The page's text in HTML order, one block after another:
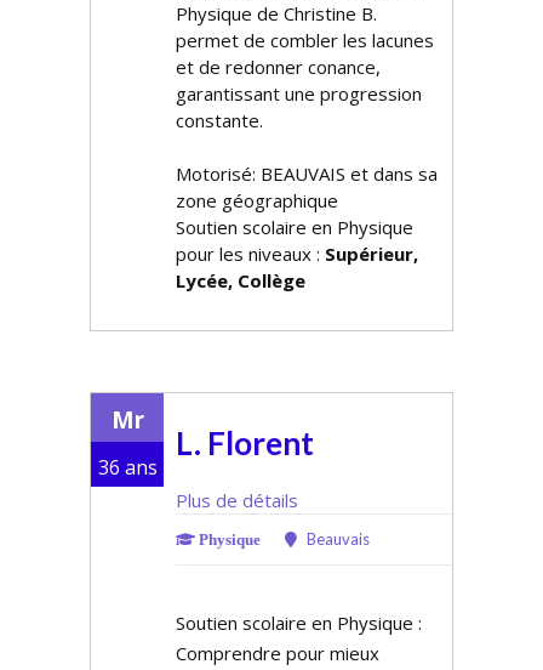
Physique de Christine B.
permet de combler les lacunes
et de redonner confiance,
garantissant une progression
constante.
Motorisé: BEAUVAIS et dans sa
zone géographique
Soutien scolaire en Physique
pour les niveaux : Supérieur,
Lycée, Collège
Mr
36 ans
L. Florent
Plus de détails
Physique Beauvais
Soutien scolaire en Physique :
Comprendre pour mieux